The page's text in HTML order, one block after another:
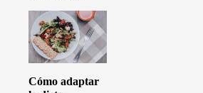
Cómo adaptar